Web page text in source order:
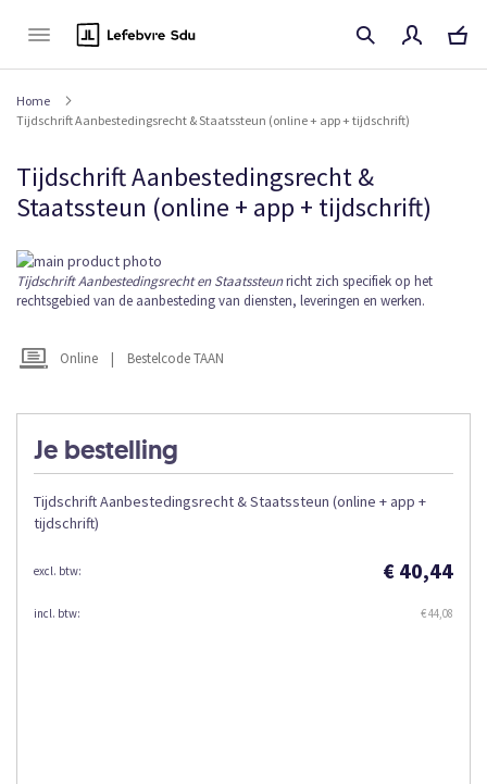
Home
Tijdschrift Aanbestedingsrecht & Staatssteun (online + app + tijdschrift)
Tijdschrift Aanbestedingsrecht &
Staatssteun (online + app + tijdschrift)
Je bestelling
Tijdschrift Aanbestedingsrecht & Staatssteun (online + app +
tijdschrift)
€ 40,44
€ 44,08
Ga
naar
het
van
de
gallerij
Online | Bestelcode TAAN
Ga
naar
begin
van
afbeeldingen-
Tijdschrift Aanbestedingsrecht en Staatssteunricht zich specifiek op het
rechtsgebied van de aanbesteding van diensten, leveringen en werken.